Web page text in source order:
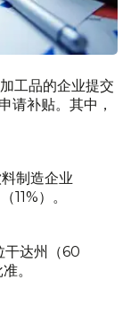
工品的企业提交
请补贴。其中，
制造企业
11%）。
干达州（60
。